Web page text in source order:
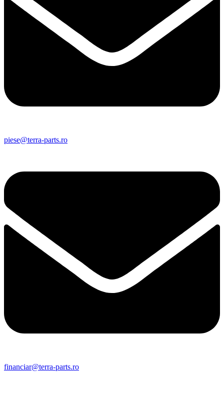
piese@terra-parts.ro
financiar@terra-parts.ro